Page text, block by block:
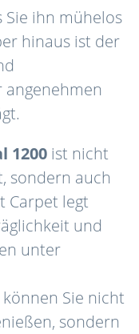
Sie ihn mühelos
hinaus ist der
angenehmen
1200 ist nicht
sondern auch
Carpet legt
und
unter
Sie nicht
sondern